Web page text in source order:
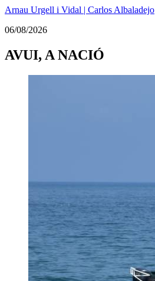
Arnau Urgell i Vidal | Carlos Albaladejo
06/08/2026
AVUI, A NACIÓ